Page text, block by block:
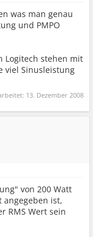
was man genau
und PMPO
Logitech stehen mit
viel Sinusleistung
13. Dezember 2008
von 200 Watt
angegeben ist,
RMS Wert sein